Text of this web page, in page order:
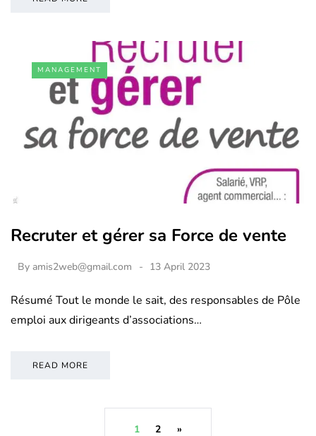
MANAGEMENT
Recruter et gérer sa Force de vente
By amis2web@gmail.com 13 April 2023
Résumé Tout le monde le sait, des responsables de Pôle
emploi aux dirigeants d’associations…
READ MORE
1 2 »